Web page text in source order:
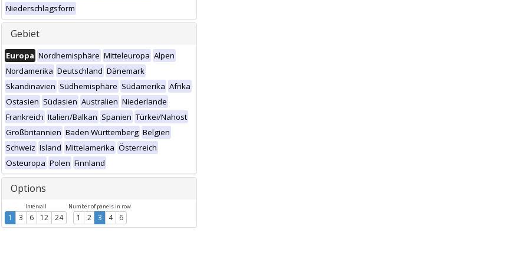
Niederschlagsform
Gebiet
Europa Nordhemisphäre Mitteleuropa Alpen
Nordamerika Deutschland Dänemark
Skandinavien Südhemisphäre Südamerika Afrika
Ostasien Südasien Australien Niederlande
Frankreich Italien/Balkan Spanien Türkei/Nahost
Großbritannien Baden Württemberg Belgien
Schweiz Island Mittelamerika Österreich
Osteuropa Polen Finnland
Options
Intervall
1 3 6 12 24
Number of panels in row
1 2 3 4 6